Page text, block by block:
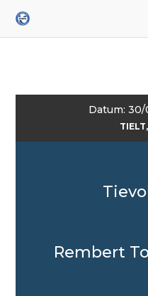
Datum: 30/
Rembert